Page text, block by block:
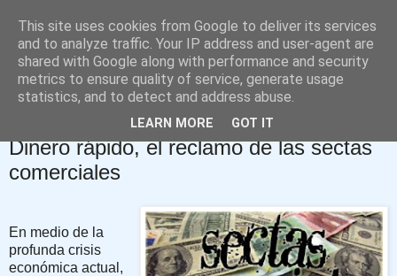
David López Rodríguez
Blog de Psicología
viernes, 2 de marzo de 2012
Dinero rápido, el reclamo de las sectas
comerciales
En medio de la
profunda crisis
económica actual,
This site uses cookies from Google to deliver its services
and to analyze traffic. Your IP address and user-agent are
shared with Google along with performance and security
metrics to ensure quality of service, generate usage
statistics, and to detect and address abuse.
LEARN MORE GOT IT